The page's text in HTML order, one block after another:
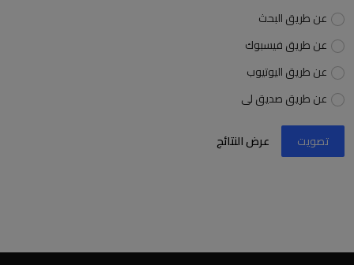
عن طريق البحث
عن طريق فيسبوك
عن طريق اليوتيوب
عن طريق صديق لى
تصويت عرض النتائج